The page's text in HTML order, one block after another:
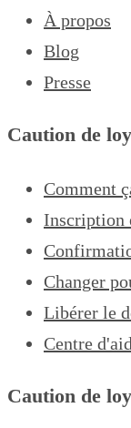
À propos
Blog
Presse
Caution de
Comment
Inscription
Changer
Libérer le
Centre
Caution de